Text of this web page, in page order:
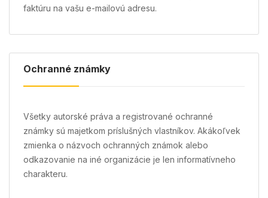
faktúru na vašu e-mailovú adresu.
Ochranné známky
Všetky autorské práva a registrované ochranné
známky sú majetkom príslušných vlastníkov. Akákoľvek
zmienka o názvoch ochranných známok alebo
odkazovanie na iné organizácie je len informatívneho
charakteru.